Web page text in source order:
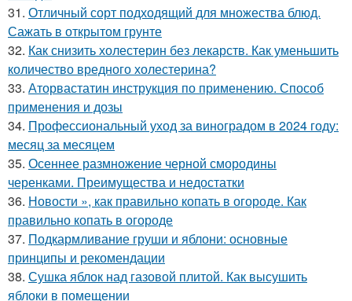
31. Отличный сорт подходящий для множества блюд.
Сажать в открытом грунте
32. Как снизить холестерин без лекарств. Как уменьшить
количество вредного холестерина?
33. Аторвастатин инструкция по применению. Способ
применения и дозы
34. Профессиональный уход за виноградом в 2024 году:
месяц за месяцем
35. Осеннее размножение черной смородины
черенками. Преимущества и недостатки
36. Новости », как правильно копать в огороде. Как
правильно копать в огороде
37. Подкармливание груши и яблони: основные
принципы и рекомендации
38. Сушка яблок над газовой плитой. Как высушить
яблоки в помещении